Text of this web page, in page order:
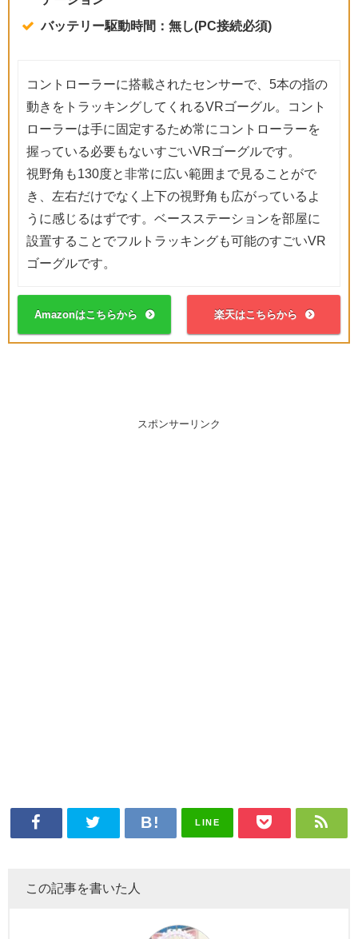
バッテリー駆動時間：無し(PC接続必須)
コントローラーに搭載されたセンサーで、5本の指の
動きをトラッキングしてくれるVRゴーグル。コント
ローラーは手に固定するため常にコントローラーを
握っている必要もないすごいVRゴーグルです。
視野角も130度と非常に広い範囲まで見ることがで
き、左右だけでなく上下の視野角も広がっているよ
うに感じるはずです。ベースステーションを部屋に
設置することでフルトラッキングも可能のすごいVR
ゴーグルです。
Amazonはこちらから 楽天はこちらから
スポンサーリンク
LINE
この記事を書いた人